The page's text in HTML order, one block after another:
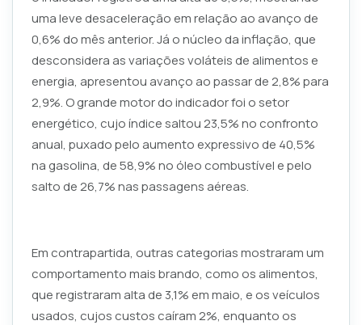
uma leve desaceleração em relação ao avanço de
0,6% do mês anterior. Já o núcleo da inflação, que
desconsidera as variações voláteis de alimentos e
energia, apresentou avanço ao passar de 2,8% para
2,9%. O grande motor do indicador foi o setor
energético, cujo índice saltou 23,5% no confronto
anual, puxado pelo aumento expressivo de 40,5%
na gasolina, de 58,9% no óleo combustível e pelo
salto de 26,7% nas passagens aéreas.
Em contrapartida, outras categorias mostraram um
comportamento mais brando, como os alimentos,
que registraram alta de 3,1% em maio, e os veículos
usados, cujos custos caíram 2%, enquanto os